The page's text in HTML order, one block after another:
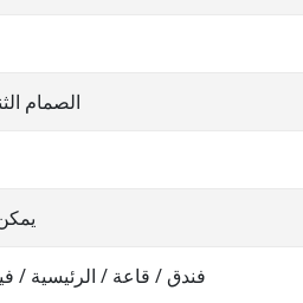
الصمام
فندق / قاعة / الرئيسية /